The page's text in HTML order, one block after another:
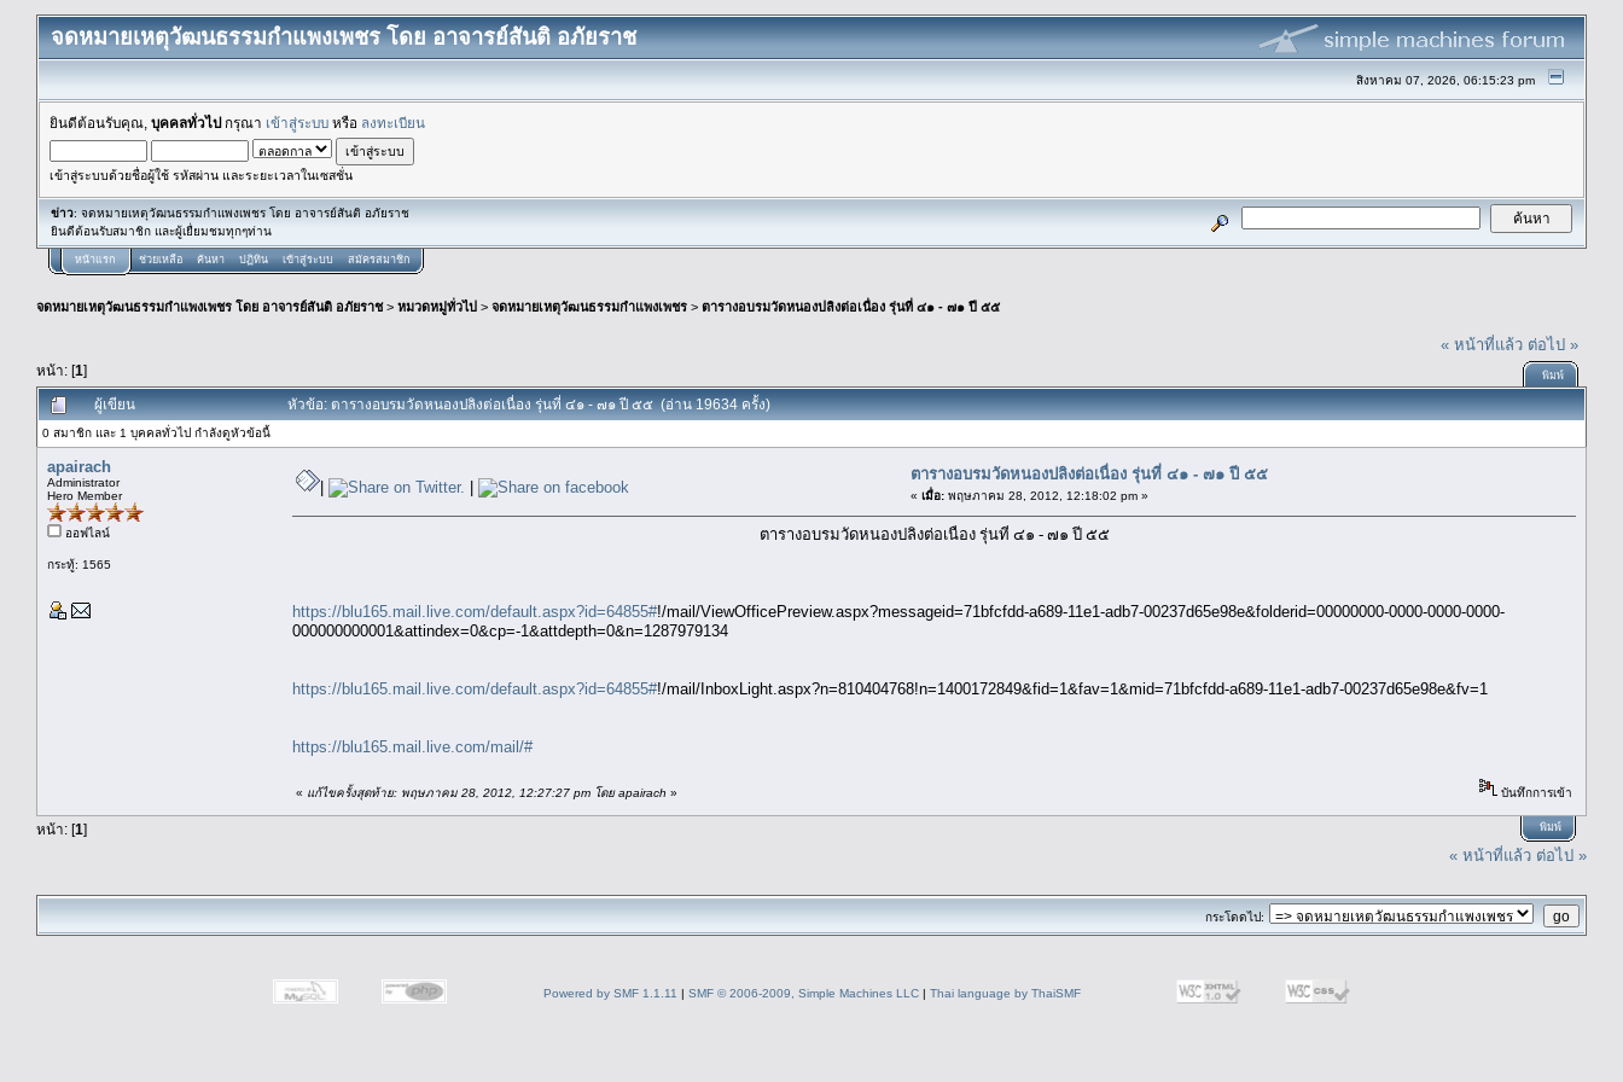
จดหมายเหตุวัฒนธรรมกำแพงเพชร โดย อาจารย์สันติ อภัยราช
สิงหาคม 07, 2026, 06:15:23 pm
ยินดีต้อนรับคุณ, บุคคลทั่วไปกรุณา เข้าสู่ระบบ หรือ ลงทะเบียน
เข้าสู่ระบบด้วยชื่อผู้ใช้ รหัสผ่าน และระยะเวลาในเซสชั่น
ข่าว: จดหมายเหตุวัฒนธรรมกำแพงเพชร โดย อาจารย์สันติ อภัยราช
ยินดีต้อนรับสมาชิก และผู้เยื่ยมชมทุกๆท่าน
หน้าแรก ช่วยเหลือ ค้นหา ปฏิทิน เข้าสู่ระบบ สมัครสมาชิก
จดหมายเหตุวัฒนธรรมกำแพงเพชร โดย อาจารย์สันติ อภัยราช> หมวดหมู่ทั่วไป > จดหมายเหตุวัฒนธรรมกำแพงเพชร > ตารางอบรมวัดหนองปลิงต่อเนื่อง รุ่นที่ ๔๑ - ๗๑ ปี ๕๕
หน้า: [1]
« หน้าที่แล้ว ต่อไป »
พิมพ์
ผู้เขียน หัวข้อ: ตารางอบรมวัดหนองปลิงต่อเนื่อง รุ่นที่ ๔๑ - ๗๑ ปี ๕๕ (อ่าน 19634 ครั้ง)
0 สมาชิก และ 1 บุคคลทั่วไป กำลังดูหัวข้อนี้
apairach
Administrator
Hero Member
ออฟไลน์
กระทู้: 1565
| |
ตารางอบรมวัดหนองปลิงต่อเนื่อง รุ่นที่ ๔๑ - ๗๑ ปี ๕๕
« เมื่อ: พฤษภาคม 28, 2012, 12:18:02 pm »
ตารางอบรมวัดหนองปลิงต่อเนื่อง รุ่นที่ ๔๑ - ๗๑ ปี ๕๕
https://blu165.mail.live.com/default.aspx?id=64855#!/mail/ViewOfficePreview.aspx?messageid=71bfcfdd-a689-11e1-adb7-00237d65e98e&folderid=00000000-0000-0000-0000-
000000000001&attindex=0&cp=-1&attdepth=0&n=1287979134
https://blu165.mail.live.com/default.aspx?id=64855#!/mail/InboxLight.aspx?n=810404768!n=1400172849&fid=1&fav=1&mid=71bfcfdd-a689-11e1-adb7-00237d65e98e&fv=1
https://blu165.mail.live.com/mail/#
« แก้ไขครั้งสุดท้าย: พฤษภาคม 28, 2012, 12:27:27 pm โดย apairach » บันทึกการเข้า
หน้า: [1] พิมพ์
« หน้าที่แล้ว ต่อไป »
กระโดดไป:
Powered by SMF 1.1.11 | SMF © 2006-2009, Simple Machines LLC| Thai language by ThaiSMF